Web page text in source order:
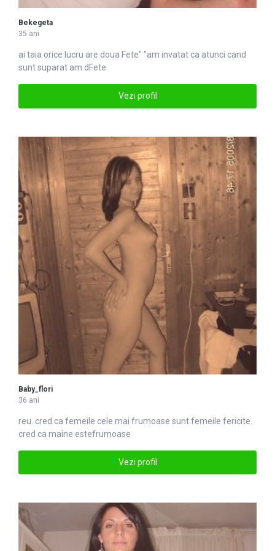
Bekegeta
35 ani
ai taia orice lucru are doua Fete" "am invatat ca atunci cand
sunt suparat am dFete
Vezi profil
Baby_flori
36 ani
reu. cred ca femeile cele mai frumoase sunt femeile fericite.
cred ca maine estefrumoase
Vezi profil